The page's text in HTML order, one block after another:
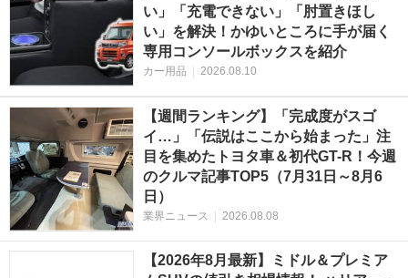
い」「充電できない」「肘置きほし
い」を解決！かゆいところに手が届く
専用コンソールボックスを紹介
カー用品 2026.08.10
【週間ランキング】「完成度がスゴ
イ…」「伝説はここから始まった」注
目を集めたトヨタ車＆初代GT-R！今週
のクルマ記事TOP5（7月31日～8月6
日）
業界ニュース 2026.08.08
【2026年8月最新】ミドル＆プレミア